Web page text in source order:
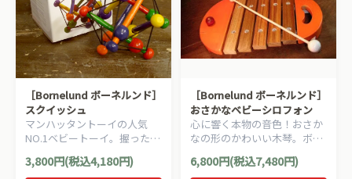
［Bornelund ボーネルンド］
スクイッシュ
マンハッタントーイの人気
NO.1ベビートーイ。握ったり
振ったり舐めたり転がした
り。。
3,800円(税込4,180円)
［Bornelund ボーネルンド］
おさかなベビーシロフォン
心に響く本物の音色！おさか
なの形のかわいい木琴。ボー
ネルンドの人気商品です。
6,800円(税込7,480円)